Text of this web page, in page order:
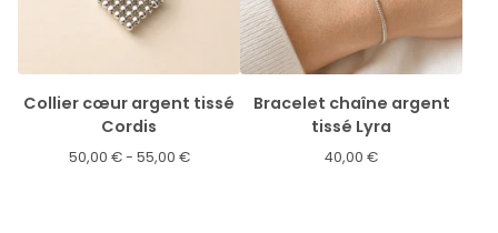
Collier cœur argent tissé
Cordis
50,00 €- 55,00 €
Bracelet chaîne argent
tissé Lyra
40,00 €